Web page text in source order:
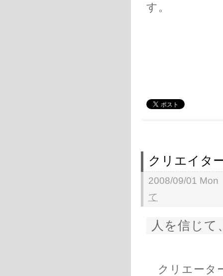
す。
クリエイタ
2008/09/01 Mon
て
人を信じて
クリエータ